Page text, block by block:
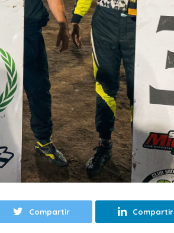
Compartir Compartir